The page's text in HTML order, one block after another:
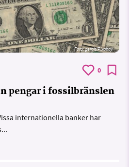
Foto:geralt/Pixabay
0
pengar i fossilbränslen
internationella banker har